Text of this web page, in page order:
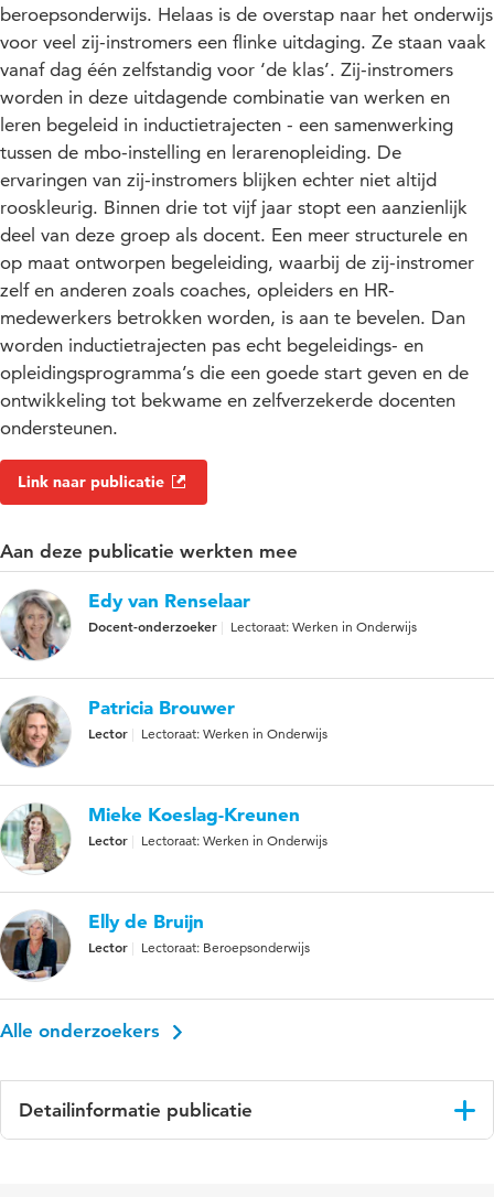
beroepsonderwijs. Helaas is de overstap naar het onderwijs
voor veel zij-instromers een flinke uitdaging. Ze staan vaak
vanaf dag één zelfstandig voor ‘de klas’. Zij-instromers
worden in deze uitdagende combinatie van werken en
leren begeleid in inductietrajecten - een samenwerking
tussen de mbo-instelling en lerarenopleiding. De
ervaringen van zij-instromers blijken echter niet altijd
rooskleurig. Binnen drie tot vijf jaar stopt een aanzienlijk
deel van deze groep als docent. Een meer structurele en
op maat ontworpen begeleiding, waarbij de zij-instromer
zelf en anderen zoals coaches, opleiders en HR-
medewerkers betrokken worden, is aan te bevelen. Dan
worden inductietrajecten pas echt begeleidings- en
opleidingsprogramma’s die een goede start geven en de
ontwikkeling tot bekwame en zelfverzekerde docenten
ondersteunen.
Link naar publicatie
Aan deze publicatie werkten mee
Edy van Renselaar
Docent-onderzoeker Lectoraat: Werken in Onderwijs
Patricia Brouwer
Lector Lectoraat: Werken in Onderwijs
Mieke Koeslag-Kreunen
Lector Lectoraat: Werken in Onderwijs
Elly de Bruijn
Lector Lectoraat: Beroepsonderwijs
Alle onderzoekers
Detailinformatie publicatie